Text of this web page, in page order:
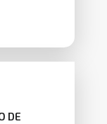
DE